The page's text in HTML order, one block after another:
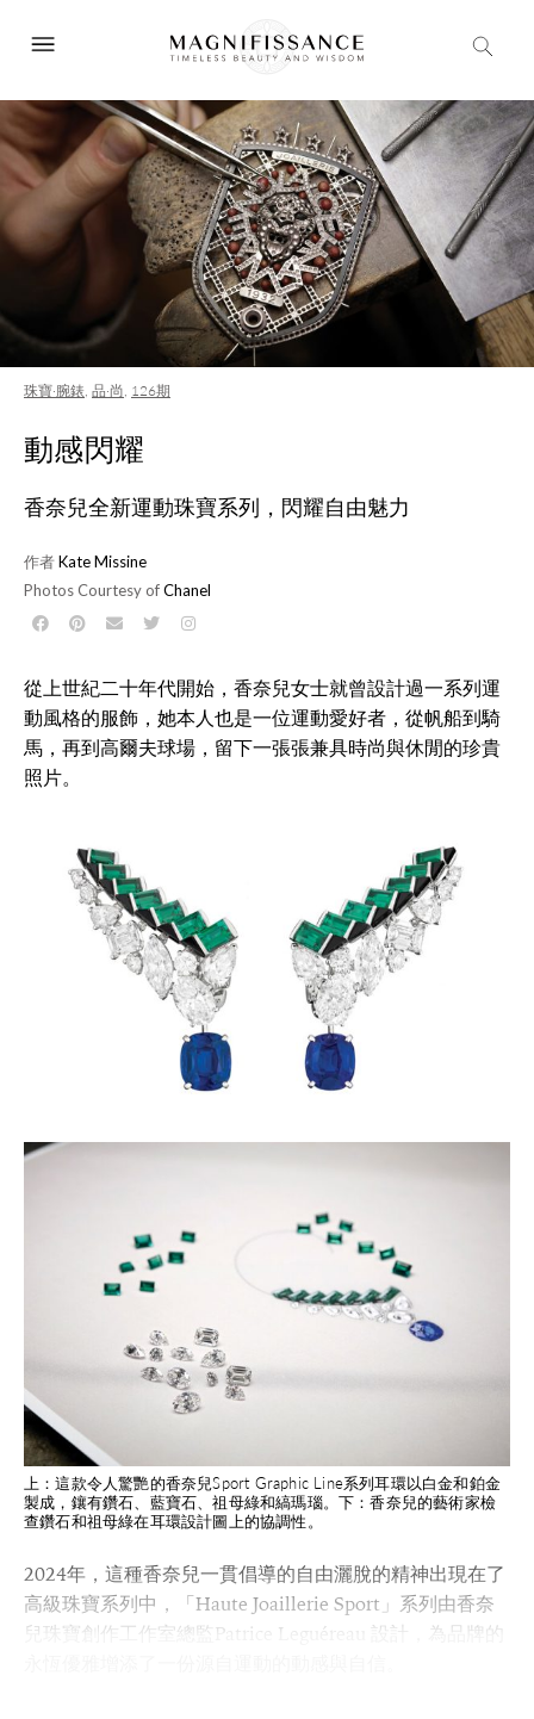
珠寶·腕錶, 品·尚, 126期
動感閃耀
香奈兒全新運動珠寶系列，閃耀自由魅力
作者Kate Missine
Photos Courtesy ofChanel
從上世紀二十年代開始，香奈兒女士就曾設計過一系列運
動風格的服飾，她本人也是一位運動愛好者，從帆船到騎
馬，再到高爾夫球場，留下一張張兼具時尚與休閒的珍貴
照片。
上：這款令人驚艷的香奈兒Sport Graphic Line系列耳環以白金和鉑金
製成，鑲有鑽石、藍寶石、祖母綠和縞瑪瑙。下：香奈兒的藝術家檢
查鑽石和祖母綠在耳環設計圖上的協調性。
2024年，這種香奈兒一貫倡導的自由灑脫的精神出現在了
高級珠寶系列中，「Haute Joaillerie Sport」系列由香奈
兒珠寶創作工作室總監Patrice Leguéreau 設計，為品牌的